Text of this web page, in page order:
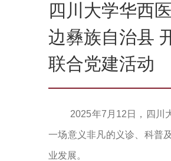
四川大学华西
边彝族自治县
联合党建活动
2025年7 月 12 日，四川
一场意义非凡的义诊、科普
业发展。